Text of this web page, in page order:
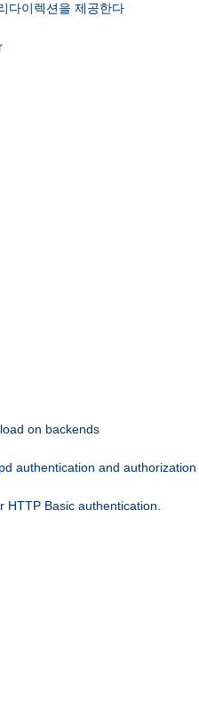
다이렉션을 제공한다
on backends
authentication and authorization
Basic authentication.